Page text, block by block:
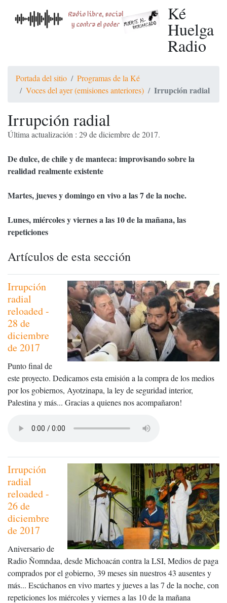
Ké
Huelga
Radio
Portada del sitio
Programas de la Ké
Voces del ayer (emisiones anteriores)
Irrupción radial
Irrupción radial
Última actualización : 29 de diciembre de 2017.
De dulce, de chile y de manteca: improvisando sobre la
realidad realmente existente
Martes, jueves y domingo en vivo a las 7 de la noche.
Lunes, miércoles y viernes a las 10 de la mañana, las
repeticiones
Artículos de esta sección
Irrupción
radial
reloaded -
28 de
diciembre
de 2017
Punto final de
este proyecto. Dedicamos esta emisión a la compra de los medios
por los gobiernos, Ayotzinapa, la ley de seguridad interior,
Palestina y más... Gracias a quienes nos acompañaron!
Irrupción
radial
reloaded -
26 de
diciembre
de 2017
Aniversario de
Radio Ñomndaa, desde Michoacán contra la LSI, Medios de paga
comprados por el gobierno, 39 meses sin nuestros 43 ausentes y
más... Escúchanos en vivo martes y jueves a las 7 de la noche, con
repeticiones los miércoles y viernes a las 10 de la mañana